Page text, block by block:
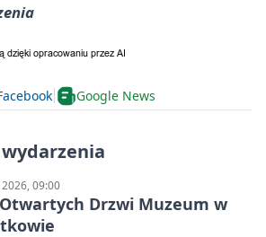
Google News
09:00
Drzwi Muzeum w